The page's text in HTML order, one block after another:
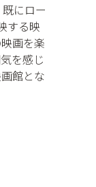
にロー
する映
画を楽
を感じ
館とな